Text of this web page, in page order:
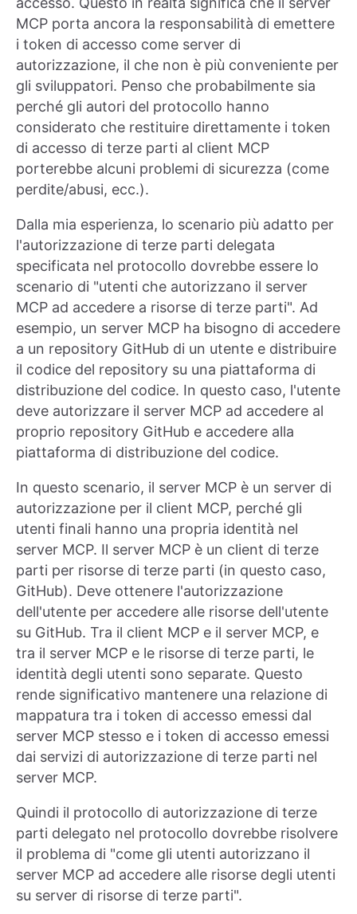
MCP porta ancora la responsabilità di emettere
i token di accesso come server di
autorizzazione, il che non è più conveniente per
gli sviluppatori. Penso che probabilmente sia
perché gli autori del protocollo hanno
considerato che restituire direttamente i token
di accesso di terze parti al client MCP
porterebbe alcuni problemi di sicurezza (come
perdite/abusi, ecc.).
Dalla mia esperienza, lo scenario più adatto per
l'autorizzazione di terze parti delegata
specificata nel protocollo dovrebbe essere lo
scenario di "utenti che autorizzano il server
MCP ad accedere a risorse di terze parti". Ad
esempio, un server MCP ha bisogno di accedere
a un repository GitHub di un utente e distribuire
il codice del repository su una piattaforma di
distribuzione del codice. In questo caso, l'utente
deve autorizzare il server MCP ad accedere al
proprio repository GitHub e accedere alla
piattaforma di distribuzione del codice.
In questo scenario, il server MCP è un server di
autorizzazione per il client MCP, perché gli
utenti finali hanno una propria identità nel
server MCP. Il server MCP è un client di terze
parti per risorse di terze parti (in questo caso,
GitHub). Deve ottenere l'autorizzazione
dell'utente per accedere alle risorse dell'utente
su GitHub. Tra il client MCP e il server MCP, e
tra il server MCP e le risorse di terze parti, le
identità degli utenti sono separate. Questo
rende significativo mantenere una relazione di
mappatura tra i token di accesso emessi dal
server MCP stesso e i token di accesso emessi
dai servizi di autorizzazione di terze parti nel
server MCP.
Quindi il protocollo di autorizzazione di terze
parti delegato nel protocollo dovrebbe risolvere
il problema di "come gli utenti autorizzano il
server MCP ad accedere alle risorse degli utenti
su server di risorse di terze parti".